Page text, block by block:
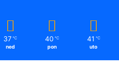
37 ℃
ned
40 ℃
pon
41 ℃
uto